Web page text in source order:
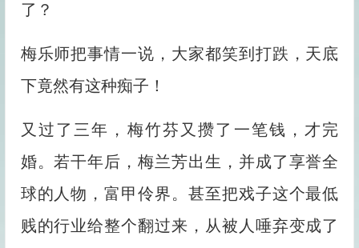
了？
梅乐师把事情一说，大家都笑到打跌，天底
下竟然有这种痴子！
又过了三年，梅竹芬又攒了一笔钱，才完
婚。若干年后，梅兰芳出生，并成了享誉全
球的人物，富甲伶界。甚至把戏子这个最低
贱的行业给整个翻过来，从被人唾弃变成了